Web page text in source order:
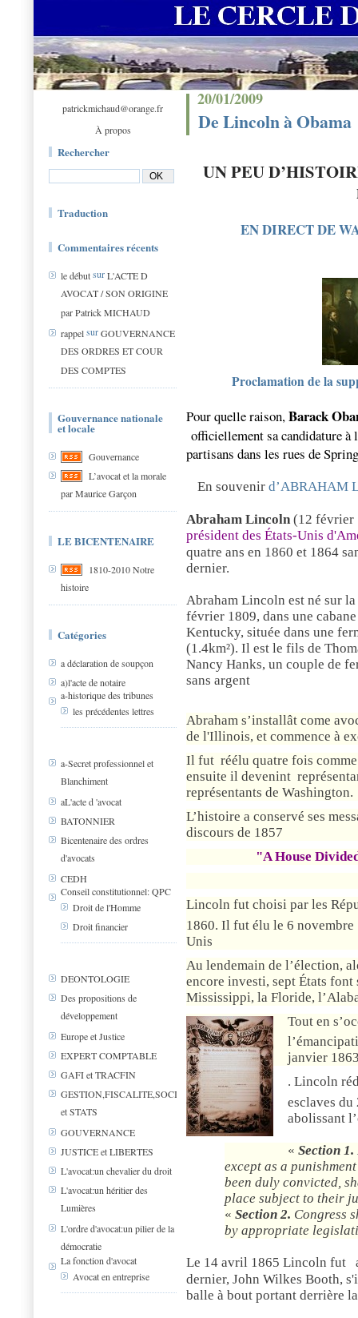
patrickmichaud@orange.fr
À propos
Rechercher
Traduction
Commentaires récents
le débutsurL'ACTE D
AVOCAT / SON ORIGINE
par Patrick MICHAUD
rappelsurGOUVERNANCE
DES ORDRES ET COUR
DES COMPTES
Gouvernance nationale
et locale
Gouvernance
L’avocat et la morale
par Maurice Garçon
LE BICENTENAIRE
1810-2010 Notre
histoire
Catégories
a déclaration de soupçon
a)l'acte de notaire
a-historique des tribunes
les précédentes lettres
a-Secret professionnel et
Blanchiment
aL'acte d 'avocat
BATONNIER
Bicentenaire des ordres
d'avocats
CEDH
Conseil constitutionnel: QPC
Droit de l'Homme
Droit financier
DEONTOLOGIE
Des propositions de
développement
Europe et Justice
EXPERT COMPTABLE
GAFI et TRACFIN
GESTION,FISCALITE,SOCIAL
et STATS
GOUVERNANCE
JUSTICE et LIBERTES
L'avocat:un chevalier du droit
L'avocat:un héritier des
Lumières
L'ordre d'avocat:un pilier de la
démocratie
La fonction d'avocat
Avocat en entreprise
20/01/2009
De Lincoln à Obama
UN PEU
EN DIRECT DE
Proclamation de la
Pour quelle raison,Barack
officiellement sa candidature à
partisans dans les rues de
En souvenir d’ABRAHAM
Abraham Lincoln (12 février
président des États-Unis
quatre ans en 1860 et 1864
dernier.
Abraham Lincoln est né sur la
février 1809, dans une
Kentucky, située dans une
(1.4km²). Il est le fils de
Nancy Hanks, un couple de
sans argent
Abraham s’installât come
de l'Illinois, et commence à
Il fut réélu quatre fois
ensuite il devenint
représentants de Washington.
L’histoire a conservé ses
discours de 1857
"A House
Lincoln fut choisi par les
1860. Il fut élu le 6
Unis
Au lendemain de l’élection,
encore investi, sept États
Mississippi, la Floride,
Tout en
janvier
. Lincoln
esclaves
abolissant
«Section 1.
except as a
been duly convicted,
place subject to their
« Section 2. Congress
by appropriate
Le 14 avril 1865 Lincoln fut
dernier, John Wilkes Booth,
balle à bout portant derrière